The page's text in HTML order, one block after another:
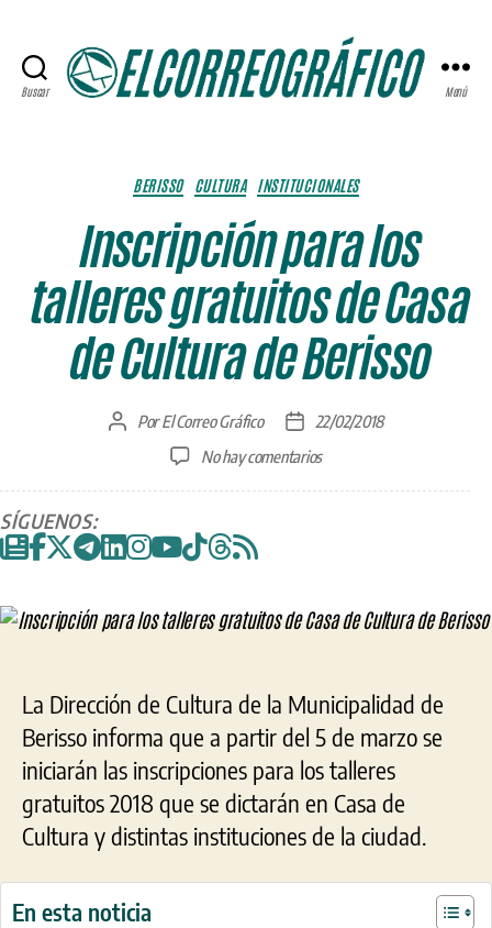
Buscar Menú
Categorías
BERISSO CULTURA INSTITUCIONALES
Inscripción para los
talleres gratuitos de Casa
de Cultura de Berisso
Autor
entrada
PorEl Correo Gráfico
Fecha
entrada
22/02/2018
No hay comentariosen
Casa
de
Berisso
SÍGUENOS:
La Dirección de Cultura de la Municipalidad de
Berisso informa que a partir del 5 de marzo se
iniciarán las inscripciones para los talleres
gratuitos 2018 que se dictarán en Casa de
Cultura y distintas instituciones de la ciudad.
En esta noticia